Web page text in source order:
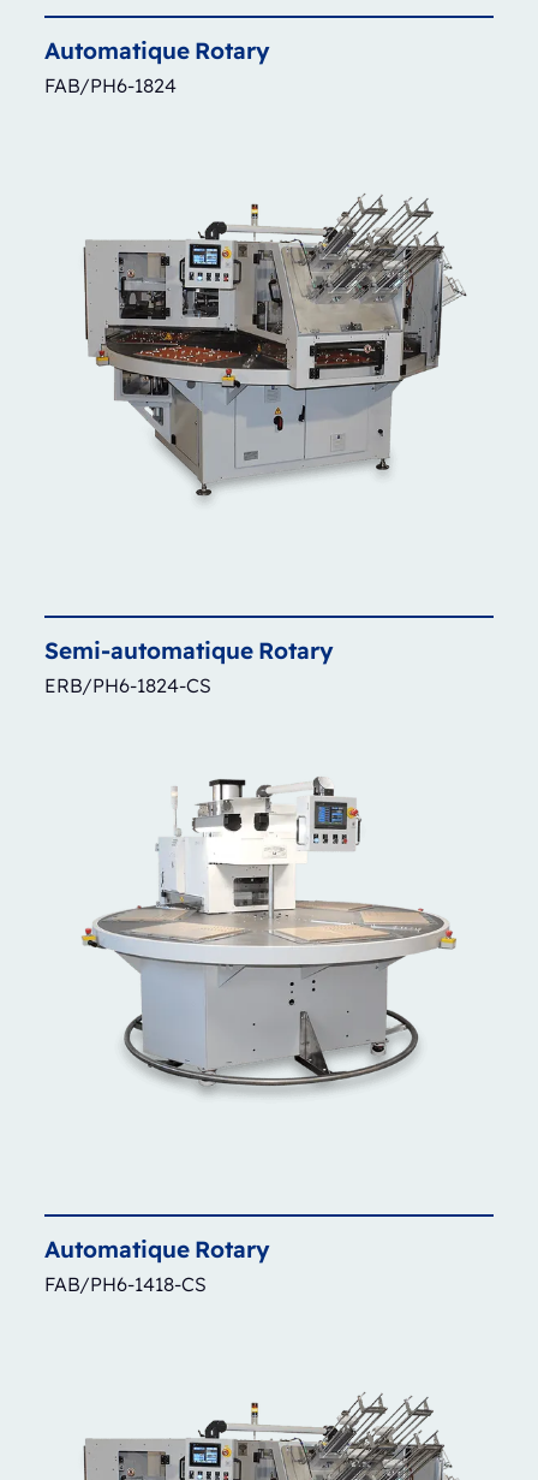
Automatique Rotary
FAB/PH6-1824
Semi-automatique Rotary
ERB/PH6-1824-CS
Automatique Rotary
FAB/PH6-1418-CS